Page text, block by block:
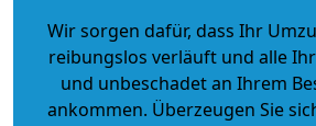
Wir sorgen dafür, dass Ihr
reibungslos verläuft und alle
und unbeschadet an Ihrem
ankommen. Überzeugen Sie